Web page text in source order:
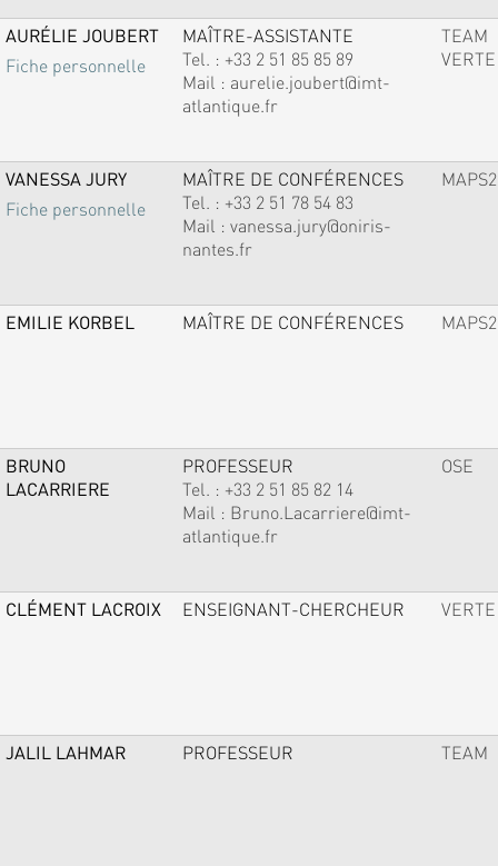
AURÉLIE JOUBERT
Fiche personnelle
MAÎTRE-ASSISTANTE
Tel. : +33 2 51 85 85 89
Mail : aurelie.joubert@imt-
atlantique.fr
TEAM
VERTE
VANESSA JURY
Fiche personnelle
MAÎTRE DE CONFÉRENCES
Tel. : +33 2 51 78 54 83
Mail : vanessa.jury@oniris-
nantes.fr
MAPS2
EMILIE KORBEL MAÎTRE DE CONFÉRENCES MAPS2
BRUNO
LACARRIERE
PROFESSEUR
Tel. : +33 2 51 85 82 14
Mail : Bruno.Lacarriere@imt-
atlantique.fr
OSE
CLÉMENT LACROIX ENSEIGNANT-CHERCHEUR VERTE
JALIL LAHMAR PROFESSEUR TEAM